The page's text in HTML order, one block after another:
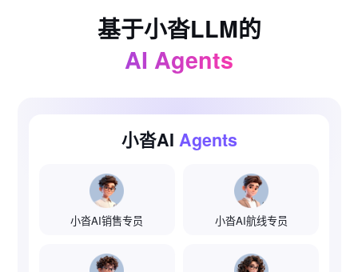
基于小沓LLM的
AI Agents
小沓AI Agents
小沓AI销售专员 小沓AI航线专员